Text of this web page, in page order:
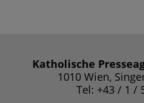
Katholische
1010 Wien,
Tel: +43 / 1 /